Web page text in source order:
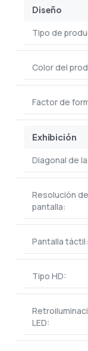
Diseño
Tipo de
Color del
Factor de
Exhibición
Diagonal de
Resolución
pantalla:
Pantalla táctil:
Tipo HD:
LED: